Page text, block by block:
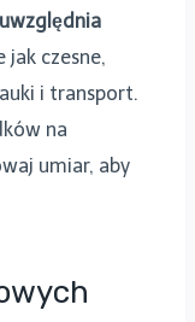
jak czesne,
i transport.
na
umiar, aby